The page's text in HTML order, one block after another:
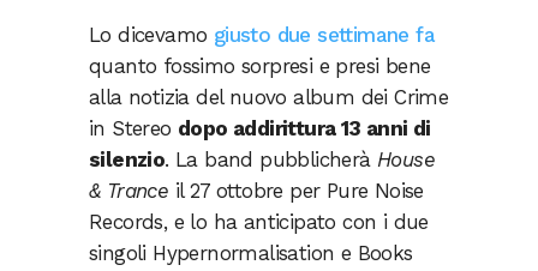
Lo dicevamo giusto due settimane fa
quanto fossimo sorpresi e presi bene
alla notizia del nuovo album dei Crime
in Stereo dopo addirittura 13 anni di
silenzio. La band pubblicherà House
& Trance il 27 ottobre per Pure Noise
Records, e lo ha anticipato con i due
singoli Hypernormalisation e Books